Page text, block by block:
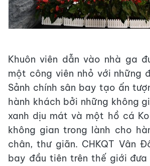
Khuôn viên dẫn vào nhà ga
một công viên nhỏ với những
Sảnh chính sân bay tạo ấn
hành khách bởi những không
xanh dịu mát và một hồ cá
không gian trong lành cho
chân, thư giãn. CHKQT Vân
bay đầu tiên trên thế giới đưa